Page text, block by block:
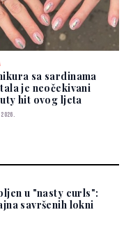
sa sardinama
je neočekivani
hit ovog ljeta
u "nasty curls":
savršenih lokni